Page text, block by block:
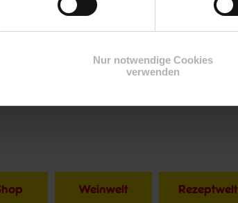
Nur notwendige Cookies
verwenden
Weinwelt Rezeptwelt